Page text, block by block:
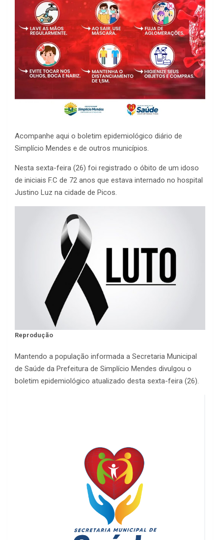
Acompanhe aqui o boletim epidemiológico diário de
Simplício Mendes e de outros municípios.
Nesta sexta-feira (26) foi registrado o óbito de um idoso
de iniciais F.C de 72 anos que estava internado no hospital
Justino Luz na cidade de Picos.
Reprodução
Mantendo a população informada a Secretaria Municipal
de Saúde da Prefeitura de Simplício Mendes divulgou o
boletim epidemiológico atualizado desta sexta-feira (26).